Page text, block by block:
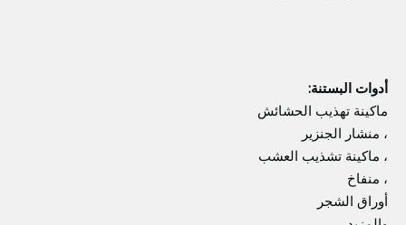
أدوات البستنة:
ماكينة تهذيب الحشائش
، منشار الجنزير
، ماكينة تشذيب العشب
، منفاخ
أوراق الشجر